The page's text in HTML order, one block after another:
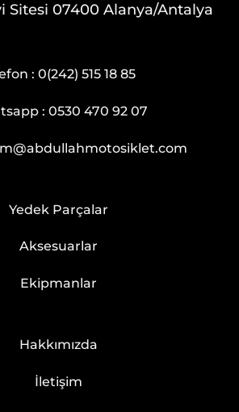
Sitesi 07400 Alanya/Antalya
: 0(242) 515 18 85
: 0530 470 92 07
Yedek Parçalar
Aksesuarlar
Ekipmanlar
Hakkımızda
İletişim